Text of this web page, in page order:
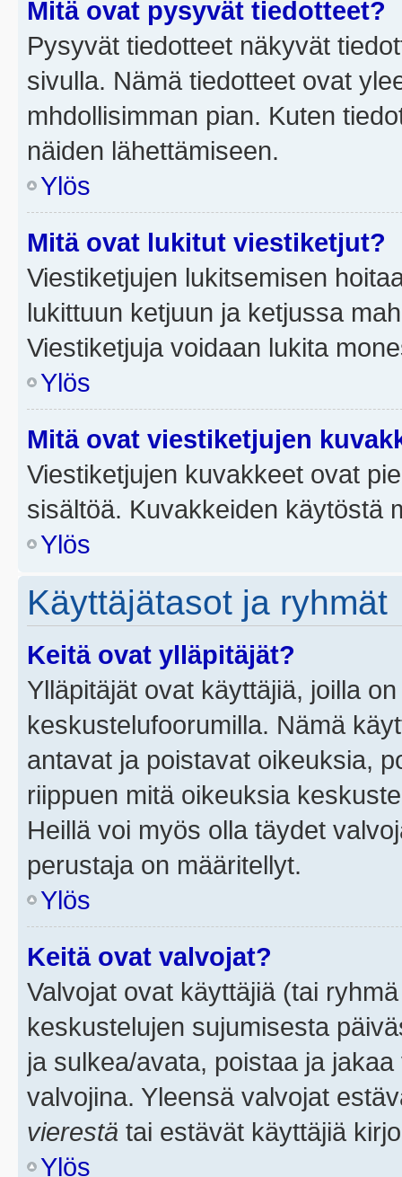
Mitä ovat pysyvät tiedotteet?
Pysyvät tiedotteet näkyvät
sivulla. Nämä tiedotteet ovat
mhdollisimman pian. Kuten
näiden lähettämiseen.
Ylös
Mitä ovat lukitut viestiketjut?
Viestiketjujen lukitsemisen
lukittuun ketjuun ja ketjussa
Viestiketjuja voidaan lukita
Ylös
Mitä ovat viestiketjujen
Viestiketjujen kuvakkeet ovat
sisältöä. Kuvakkeiden käytöstä
Ylös
Käyttäjätasot ja ryhmät
Keitä ovat ylläpitäjät?
Ylläpitäjät ovat käyttäjiä, joilla
keskustelufoorumilla. Nämä
antavat ja poistavat oikeuksia,
riippuen mitä oikeuksia
Heillä voi myös olla täydet
perustaja on määritellyt.
Ylös
Keitä ovat valvojat?
Valvojat ovat käyttäjiä (tai
keskustelujen sujumisesta
ja sulkea/avata, poistaa ja
valvojina. Yleensä valvojat
vierestä tai estävät käyttäjiä
Ylös